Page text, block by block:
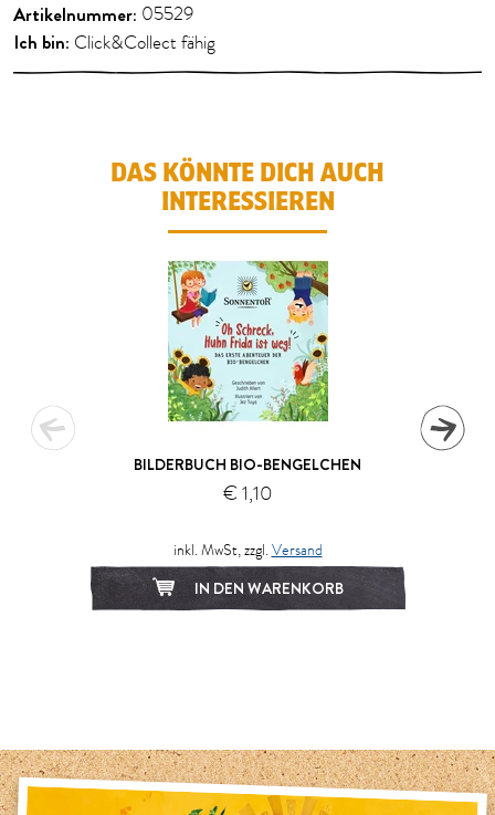
Artikelnummer: 05529
Ich bin: Click&Collect fähig
DAS KÖNNTE DICH AUCH
INTERESSIEREN
BILDERBUCH BIO-BENGELCHEN
€ 1,10
inkl. MwSt, zzgl. Versand
IN DEN WARENKORB